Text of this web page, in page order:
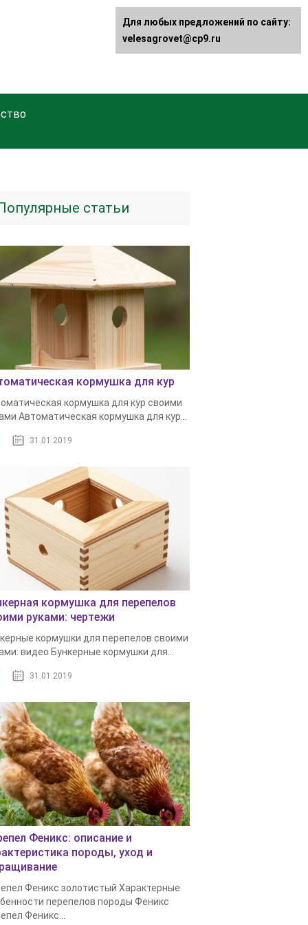
статьи
кормушка для кур
кормушка для кур своими
Автоматическая кормушка для кур...
31.01.2019
кормушка для перепелов
руками: чертежи
кормушки для перепелов своими
видео Бункерные кормушки для...
31.01.2019
Феникс: описание и
породы, уход и
Феникс золотистый Характерные
перепелов породы Феникс
Феникс...
Для любых предложений по сайту:
velesagrovet@cp9.ru